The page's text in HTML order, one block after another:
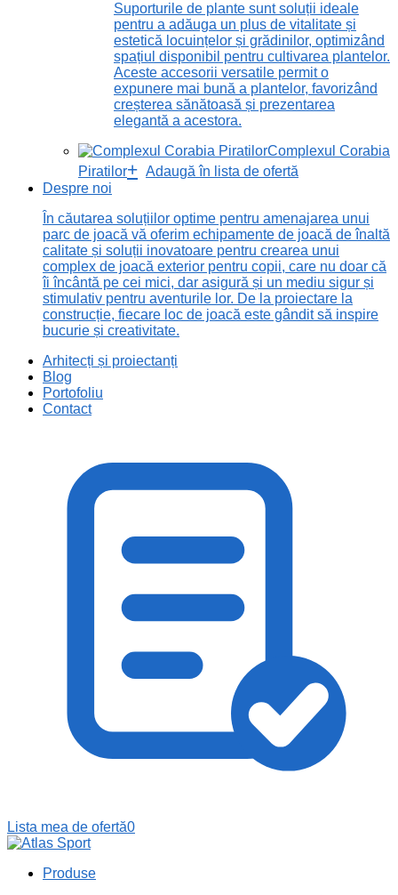
Suporturile de plante sunt soluții ideale
pentru a adăuga un plus de vitalitate și
estetică locuințelor și grădinilor, optimizând
spațiul disponibil pentru cultivarea plantelor.
Aceste accesorii versatile permit o
expunere mai bună a plantelor, favorizând
creșterea sănătoasă și prezentarea
elegantă a acestora.
Complexul Corabia
Piratilor
Adaugă în lista de ofertă
Despre noi
În căutarea soluțiilor optime pentru amenajarea unui
parc de joacă vă oferim echipamente de joacă de înaltă
calitate și soluții inovatoare pentru crearea unui
complex de joacă exterior pentru copii, care nu doar că
îi încântă pe cei mici, dar asigură și un mediu sigur și
stimulativ pentru aventurile lor. De la proiectare la
construcție, fiecare loc de joacă este gândit să inspire
bucurie și creativitate.
Arhitecți și proiectanți
Blog
Portofoliu
Contact
Lista mea de ofertă0
Produse